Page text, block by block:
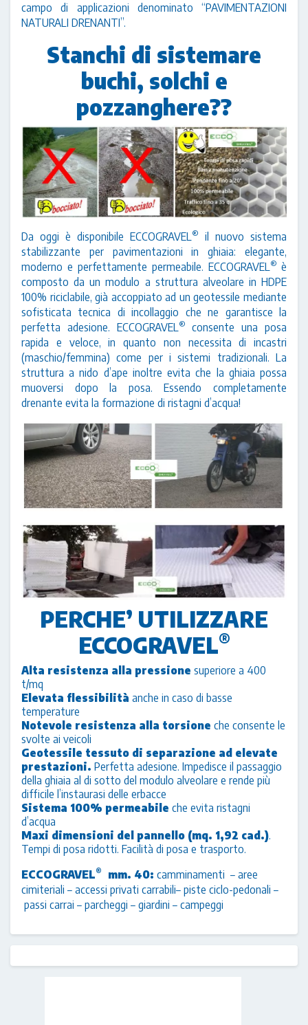
campo di applicazioni denominato “PAVIMENTAZIONI
NATURALI DRENANTI”.
Stanchi di sistemare
buchi, solchi e
pozzanghere??
Da oggi è disponibile ECCOGRAVEL®
il nuovo sistema
stabilizzante per pavimentazioni in ghiaia: elegante,
moderno e perfettamente permeabile. ECCOGRAVEL® è
composto da un modulo a struttura alveolare in HDPE
100% riciclabile, già accoppiato ad un geotessile mediante
sofisticata tecnica di incollaggio che ne garantisce la
perfetta adesione. ECCOGRAVEL®
consente una posa
rapida e veloce, in quanto non necessita di incastri
(maschio/femmina) come per i sistemi tradizionali. La
struttura a nido d’ape inoltre evita che la ghiaia possa
muoversi dopo la posa. Essendo completamente
drenante evita la formazione di ristagni d’acqua!
PERCHE’ UTILIZZARE
ECCOGRAVEL®
Alta resistenza alla pressione superiore a 400
t/mq
Elevata flessibilità anche in caso di basse
temperature
Notevole resistenza alla torsione che consente le
svolte ai veicoli
Geotessile tessuto di separazione ad elevate
prestazioni. Perfetta adesione. Impedisce il passaggio
della ghiaia al di sotto del modulo alveolare e rende più
difficile l’instaurasi delle erbacce
Sistema 100% permeabile che evita ristagni
d’acqua
Maxi dimensioni del pannello (mq. 1,92 cad.).
Tempi di posa ridotti. Facilità di posa e trasporto.
ECCOGRAVEL® mm. 40: camminamenti – aree
cimiteriali – accessi privati carrabili– piste ciclo-pedonali –
passi carrai – parcheggi – giardini – campeggi